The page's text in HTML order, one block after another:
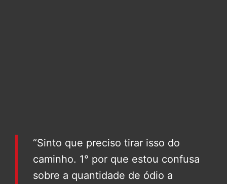
“Sinto que preciso tirar isso do
caminho. 1° por que estou confusa
sobre a quantidade de ódio a